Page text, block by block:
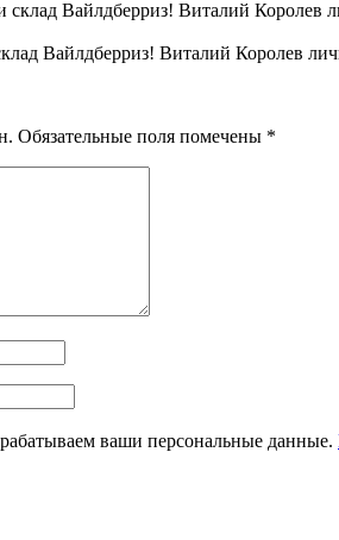
Вайлдберриз! Виталий Королев
Обязательные поля помечены *
ваши персональные данные.